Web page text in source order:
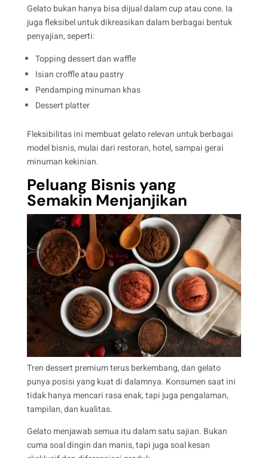
Gelato bukan hanya bisa dijual dalam cup atau cone. Ia
juga fleksibel untuk dikreasikan dalam berbagai bentuk
penyajian, seperti:
Topping dessert dan waffle
Isian croffle atau pastry
Pendamping minuman khas
Dessert platter
Fleksibilitas ini membuat gelato relevan untuk berbagai
model bisnis, mulai dari restoran, hotel, sampai gerai
minuman kekinian.
Peluang Bisnis yang
Semakin Menjanjikan
Tren dessert premium terus berkembang, dan gelato
punya posisi yang kuat di dalamnya. Konsumen saat ini
tidak hanya mencari rasa enak, tapi juga pengalaman,
tampilan, dan kualitas.
Gelato menjawab semua itu dalam satu sajian. Bukan
cuma soal dingin dan manis, tapi juga soal kesan